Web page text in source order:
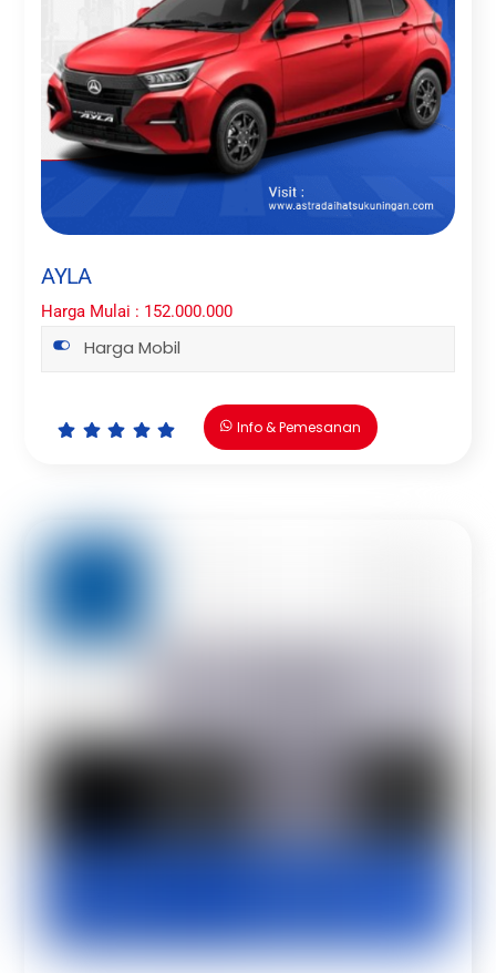
AYLA
Harga Mulai : 152.000.000
Harga Mobil
IconIconIconIconIcon
Info & Pemesanan